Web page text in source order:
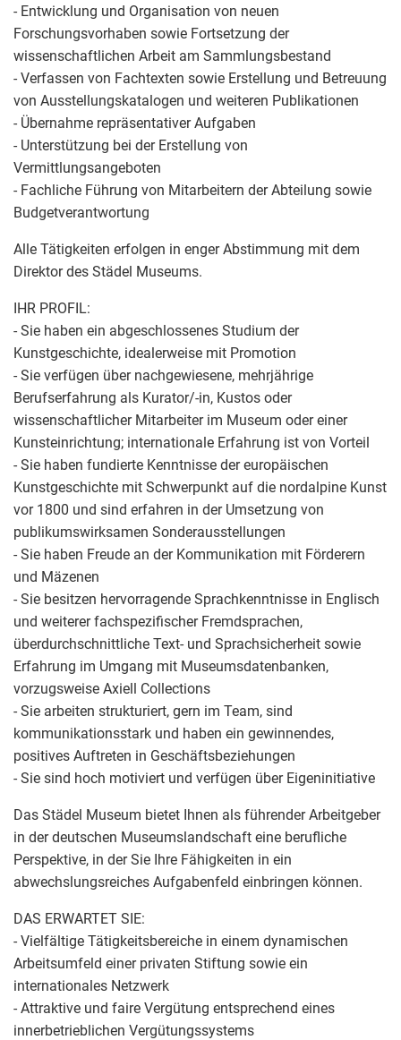
- Entwicklung und Organisation von neuen
Forschungsvorhaben sowie Fortsetzung der
wissenschaftlichen Arbeit am Sammlungsbestand
- Verfassen von Fachtexten sowie Erstellung und Betreuung
von Ausstellungskatalogen und weiteren Publikationen
- Übernahme repräsentativer Aufgaben
- Unterstützung bei der Erstellung von
Vermittlungsangeboten
- Fachliche Führung von Mitarbeitern der Abteilung sowie
Budgetverantwortung
Alle Tätigkeiten erfolgen in enger Abstimmung mit dem
Direktor des Städel Museums.
IHR PROFIL:
- Sie haben ein abgeschlossenes Studium der
Kunstgeschichte, idealerweise mit Promotion
- Sie verfügen über nachgewiesene, mehrjährige
Berufserfahrung als Kurator/-in, Kustos oder
wissenschaftlicher Mitarbeiter im Museum oder einer
Kunsteinrichtung; internationale Erfahrung ist von Vorteil
- Sie haben fundierte Kenntnisse der europäischen
Kunstgeschichte mit Schwerpunkt auf die nordalpine Kunst
vor 1800 und sind erfahren in der Umsetzung von
publikumswirksamen Sonderausstellungen
- Sie haben Freude an der Kommunikation mit Förderern
und Mäzenen
- Sie besitzen hervorragende Sprachkenntnisse in Englisch
und weiterer fachspezifischer Fremdsprachen,
überdurchschnittliche Text- und Sprachsicherheit sowie
Erfahrung im Umgang mit Museumsdatenbanken,
vorzugsweise Axiell Collections
- Sie arbeiten strukturiert, gern im Team, sind
kommunikationsstark und haben ein gewinnendes,
positives Auftreten in Geschäftsbeziehungen
- Sie sind hoch motiviert und verfügen über Eigeninitiative
Das Städel Museum bietet Ihnen als führender Arbeitgeber
in der deutschen Museumslandschaft eine berufliche
Perspektive, in der Sie Ihre Fähigkeiten in ein
abwechslungsreiches Aufgabenfeld einbringen können.
DAS ERWARTET SIE:
- Vielfältige Tätigkeitsbereiche in einem dynamischen
Arbeitsumfeld einer privaten Stiftung sowie ein
internationales Netzwerk
- Attraktive und faire Vergütung entsprechend eines
innerbetrieblichen Vergütungssystems